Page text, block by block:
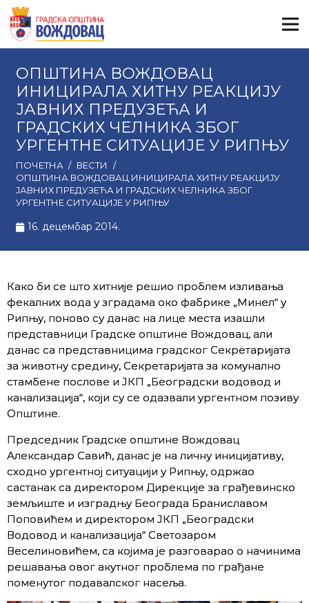
ОПШТИНА ВОЖДОВАЦ
ИНИЦИРАЛА ХИТНУ РЕАКЦИЈУ
ЈАВНИХ ПРЕДУЗЕЋА И
ГРАДСКИХ ЧЕЛНИКА ЗБОГ
УРГЕНТНЕ СИТУАЦИЈЕ У РИПЊУ
ПОЧЕТНА / ВЕСТИ
/
ОПШТИНА ВОЖДОВАЦ ИНИЦИРАЛА ХИТНУ РЕАКЦИЈУ
ЈАВНИХ ПРЕДУЗЕЋА И ГРАДСКИХ ЧЕЛНИКА ЗБОГ
УРГЕНТНЕ СИТУАЦИЈЕ У РИПЊУ
16. децембар 2014.
Како би се што хитније решио проблем изливања
фекалних вода у зградама око фабрике „Минел“ у
Рипњу, поново су данас на лице места изашли
представници Градске општине Вождовац, али
данас са представницима градског Секретаријата
за животну средину, Секретаријата за комунално
стамбене послове и ЈКП „Београдски водовод и
канализација“, који су се одазвали ургентном позиву
Општине.
Председник Градске општине Вождовац
Александар Савић, данас је на личну иницијативу,
сходно ургентној ситуацији у Рипњу, одржао
састанак са директором Дирекције за грађевинско
земљиште и изградњу Београда Браниславом
Поповићем и директором ЈКП „Београдски
Водовод и канализација“ Светозаром
Веселиновићем, са којима је разговарао о начинима
решавања овог акутног проблема по грађане
поменутог подавалског насеља.